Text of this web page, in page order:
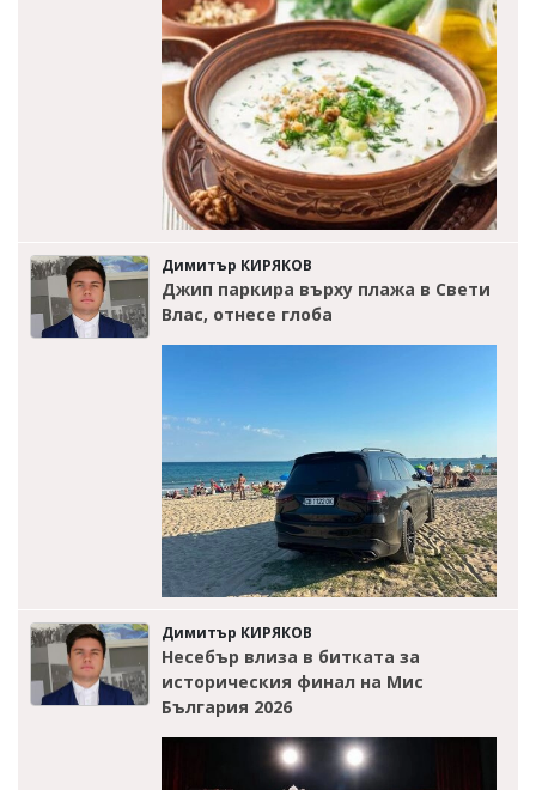
Димитър КИРЯКОВ
Джип паркира върху плажа в Свети
Влас, отнесе глоба
Димитър КИРЯКОВ
Несебър влиза в битката за
историческия финал на Мис
България 2026